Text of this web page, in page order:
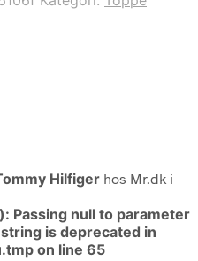
Hilfiger hos Mr.dk i
Passing null to parameter
is deprecated in
on line 65